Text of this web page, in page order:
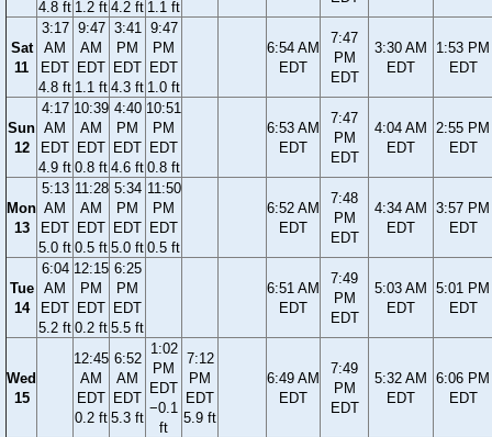
4.8 ft 1.2 ft 4.2 ft 1.1 ft
Sat
11
3:17
AM
EDT
4.8 ft
9:47
AM
EDT
1.1 ft
3:41
PM
EDT
4.3 ft
9:47
PM
EDT
1.0 ft
6:54 AM
EDT
7:47
PM
EDT
3:30 AM
EDT
1:53 PM
EDT
Sun
12
4:17
AM
EDT
4.9 ft
10:39
AM
EDT
0.8 ft
4:40
PM
EDT
4.6 ft
10:51
PM
EDT
0.8 ft
6:53 AM
EDT
7:47
PM
EDT
4:04 AM
EDT
2:55 PM
EDT
Mon
13
5:13
AM
EDT
5.0 ft
11:28
AM
EDT
0.5 ft
5:34
PM
EDT
5.0 ft
11:50
PM
EDT
0.5 ft
6:52 AM
EDT
7:48
PM
EDT
4:34 AM
EDT
3:57 PM
EDT
Tue
14
6:04
AM
EDT
5.2 ft
12:15
PM
EDT
0.2 ft
6:25
PM
EDT
5.5 ft
6:51 AM
EDT
7:49
PM
EDT
5:03 AM
EDT
5:01 PM
EDT
Wed
15
12:45
AM
EDT
0.2 ft
6:52
AM
EDT
5.3 ft
1:02
PM
EDT
−0.1
ft
7:12
PM
EDT
5.9 ft
6:49 AM
EDT
7:49
PM
EDT
5:32 AM
EDT
6:06 PM
EDT